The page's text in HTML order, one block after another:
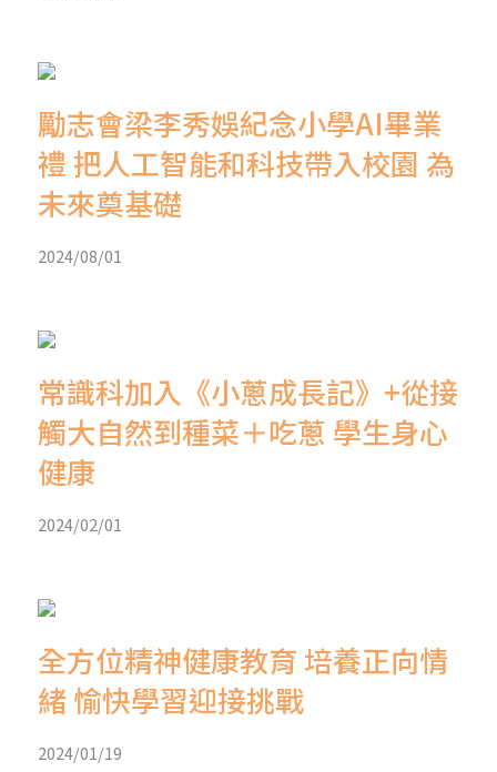
勵志會梁李秀娛紀念小學AI畢業
禮 把人工智能和科技帶入校園 為
未來奠基礎
2024/08/01
常識科加入《小蔥成長記》+從接
觸大自然到種菜＋吃蔥 學生身心
健康
2024/02/01
全方位精神健康教育 培養正向情
緒 愉快學習迎接挑戰
2024/01/19